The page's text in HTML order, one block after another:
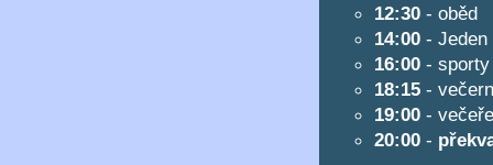
12:30 - oběd
14:00 -
16:00 - sporty
18:15 -
19:00 - večeře
20:00 -